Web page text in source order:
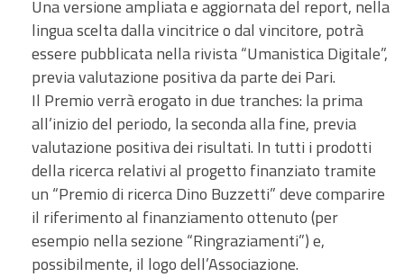
Una versione ampliata e aggiornata del report, nella
lingua scelta dalla vincitrice o dal vincitore, potrà
essere pubblicata nella rivista “Umanistica Digitale”,
previa valutazione positiva da parte dei Pari.
Il Premio verrà erogato in due tranches: la prima
all’inizio del periodo, la seconda alla fine, previa
valutazione positiva dei risultati. In tutti i prodotti
della ricerca relativi al progetto finanziato tramite
un “Premio di ricerca Dino Buzzetti” deve comparire
il riferimento al finanziamento ottenuto (per
esempio nella sezione “Ringraziamenti”) e,
possibilmente, il logo dell’Associazione.